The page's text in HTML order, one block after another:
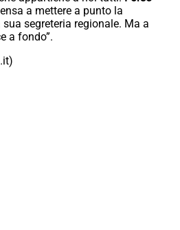
a mettere a punto la
segreteria regionale. Ma a
a fondo”.